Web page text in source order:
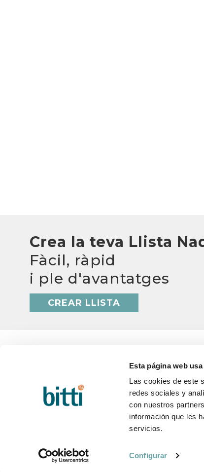
Esta página web
Las cookies de este
redes sociales y
con nuestros
información que les
servicios.
Configurar
Crea la teva Llista
Fàcil, ràpid
i ple d'avantatges
CREAR LLISTA
BITTI
Qui som?
Treballa amb nosaltres